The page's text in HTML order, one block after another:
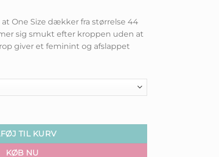
One Size dækker fra størrelse 44
sig smukt efter kroppen uden at
giver et feminint og afslappet
TIL KURV
KØB NU